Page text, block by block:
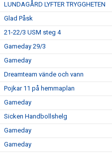
LUNDAGÅRD LYFTER TRYGGHETEN
Glad Påsk
21-22/3 USM steg 4
Gameday 29/3
Gameday
Dreamteam vände och vann
Pojkar 11 på hemmaplan
Gameday
Sicken Handbollshelg
Gameday
Gameday